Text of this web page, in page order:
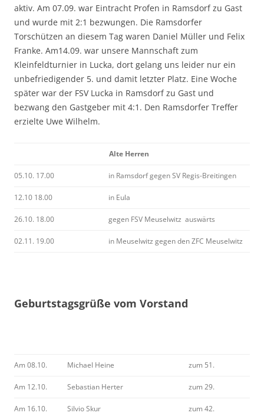
aktiv. Am 07.09. war Eintracht Profen in Ramsdorf zu Gast
und wurde mit 2:1 bezwungen. Die Ramsdorfer
Torschützen an diesem Tag waren Daniel Müller und Felix
Franke. Am14.09. war unsere Mannschaft zum
Kleinfeldturnier in Lucka, dort gelang uns leider nur ein
unbefriedigender 5. und damit letzter Platz. Eine Woche
später war der FSV Lucka in Ramsdorf zu Gast und
bezwang den Gastgeber mit 4:1. Den Ramsdorfer Treffer
erzielte Uwe Wilhelm.
Alte Herren
05.10. 17.00 in Ramsdorf gegen SV Regis-Breitingen
12.10 18.00 in Eula
26.10. 18.00 gegen FSV Meuselwitz auswärts
02.11. 19.00 in Meuselwitz gegen den ZFC Meuselwitz
Geburtstagsgrüße vom Vorstand
Am 08.10. Michael Heine zum 51.
Am 12.10. Sebastian Herter zum 29.
Am 16.10. Silvio Skur zum 42.